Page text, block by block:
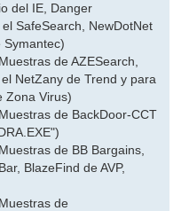
del IE, Danger
SafeSearch, NewDotNet
Symantec)
de AZESearch,
NetZany de Trend y para
Zona Virus)
de BackDoor-CCT
de BB Bargains,
BlazeFind de AVP,
de